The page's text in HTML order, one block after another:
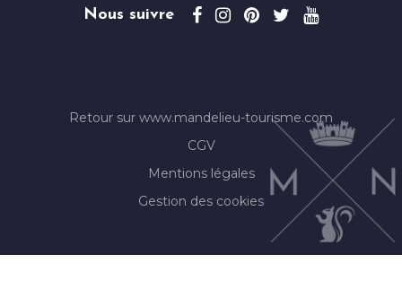
Nous suivre
Retour sur www.mandelieu-tourisme.com
CGV
Mentions légales
Gestion des cookies